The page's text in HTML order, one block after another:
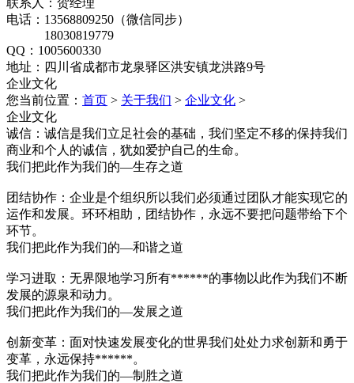
联系人：贺经理
电话：13568809250（微信同步）
18030819779
QQ：1005600330
地址：四川省成都市龙泉驿区洪安镇龙洪路9号
企业文化
您当前位置： 首页 > 关于我们 > 企业文化 >
企业文化
诚信：诚信是我们立足社会的基础，我们坚定不移的保持我们
商业和个人的诚信，犹如爱护自己的生命。
我们把此作为我们的—生存之道
团结协作：企业是个组织所以我们必须通过团队才能实现它的
运作和发展。环环相助，团结协作，永远不要把问题带给下个
环节。
我们把此作为我们的—和谐之道
学习进取：无界限地学习所有******的事物以此作为我们不断
发展的源泉和动力。
我们把此作为我们的—发展之道
创新变革：面对快速发展变化的世界我们处处力求创新和勇于
变革，永远保持******。
我们把此作为我们的—制胜之道